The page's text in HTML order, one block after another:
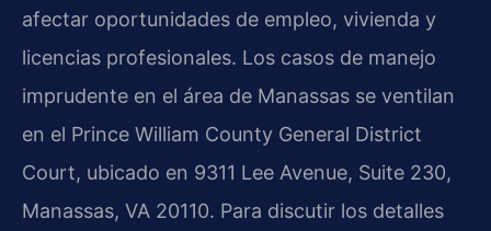
afectar oportunidades de empleo, vivienda y
licencias profesionales. Los casos de manejo
imprudente en el área de Manassas se ventilan
en el Prince William County General District
Court, ubicado en 9311 Lee Avenue, Suite 230,
Manassas, VA 20110. Para discutir los detalles